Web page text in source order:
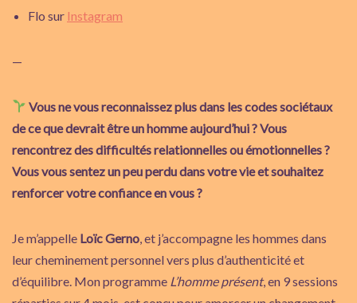
Flo sur Instagram
—
Vous ne vous reconnaissez plus dans les codes sociétaux
de ce que devrait être un homme aujourd’hui ? Vous
rencontrez des difficultés relationnelles ou émotionnelles ?
Vous vous sentez un peu perdu dans votre vie et souhaitez
renforcer votre confiance en vous ?
Je m’appelle Loïc Gerno , et j’accompagne les hommes dans
leur cheminement personnel vers plus d’authenticité et
d’équilibre. Mon programme L’homme présent, en 9 sessions